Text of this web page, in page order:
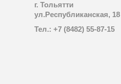
г. Тольятти
ул.Республиканская, 18
Тел.: +7 (8482) 55-87-15